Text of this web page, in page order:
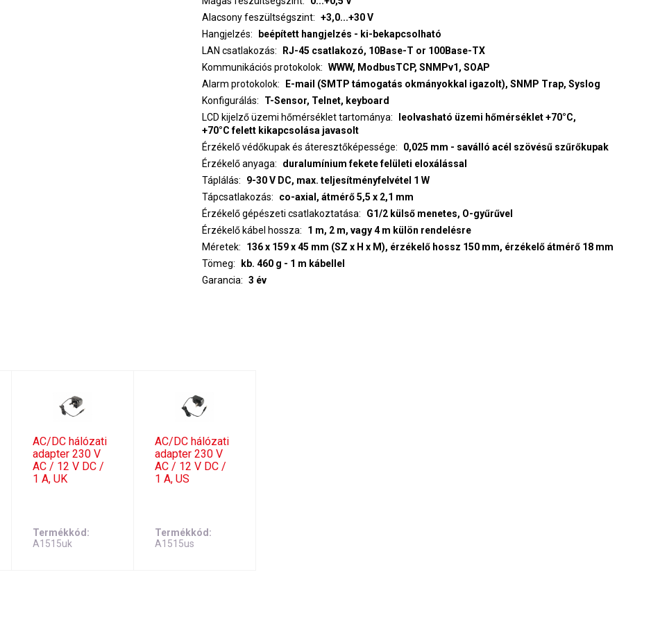
Alacsony feszültségszint
+3,0...+30 V
Hangjelzés
beépített hangjelzés - ki-bekapcsolható
LAN csatlakozás
RJ-45 csatlakozó, 10Base-T or 100Base-TX
Kommunikációs protokolok
WWW, ModbusTCP, SNMPv1, SOAP
Alarm protokolok
E-mail (SMTP támogatás okmányokkal igazolt), SNMP Trap, Syslog
Konfigurálás
T-Sensor, Telnet, keyboard
LCD kijelző üzemi hőmérséklet tartománya
leolvasható üzemi hőmérséklet +70°C,
+70°C felett kikapcsolása javasolt
Érzékelő védőkupak és áteresztőképessége
0,025 mm - saválló acél szövésű szűrőkupak
Érzékelő anyaga
duralumínium fekete felületi eloxálással
Táplálás
9-30 V DC, max. teljesítményfelvétel 1 W
Tápcsatlakozás
co-axial, átmérő 5,5 x 2,1 mm
Érzékelő gépészeti csatlakoztatása
G1/2 külső menetes, O-gyűrűvel
Érzékelő kábel hossza
1 m, 2 m, vagy 4 m külön rendelésre
Méretek
136 x 159 x 45 mm (SZ x H x M), érzékelő hossz 150 mm, érzékelő átmérő 18 mm
Tömeg
kb. 460 g - 1 m kábellel
Garancia
3 év
AC/DC hálózati
adapter 230 V
AC / 12 V DC /
1 A, UK
Termékkód
A1515uk
AC/DC hálózati
adapter 230 V
AC / 12 V DC /
1 A, US
Termékkód
A1515us